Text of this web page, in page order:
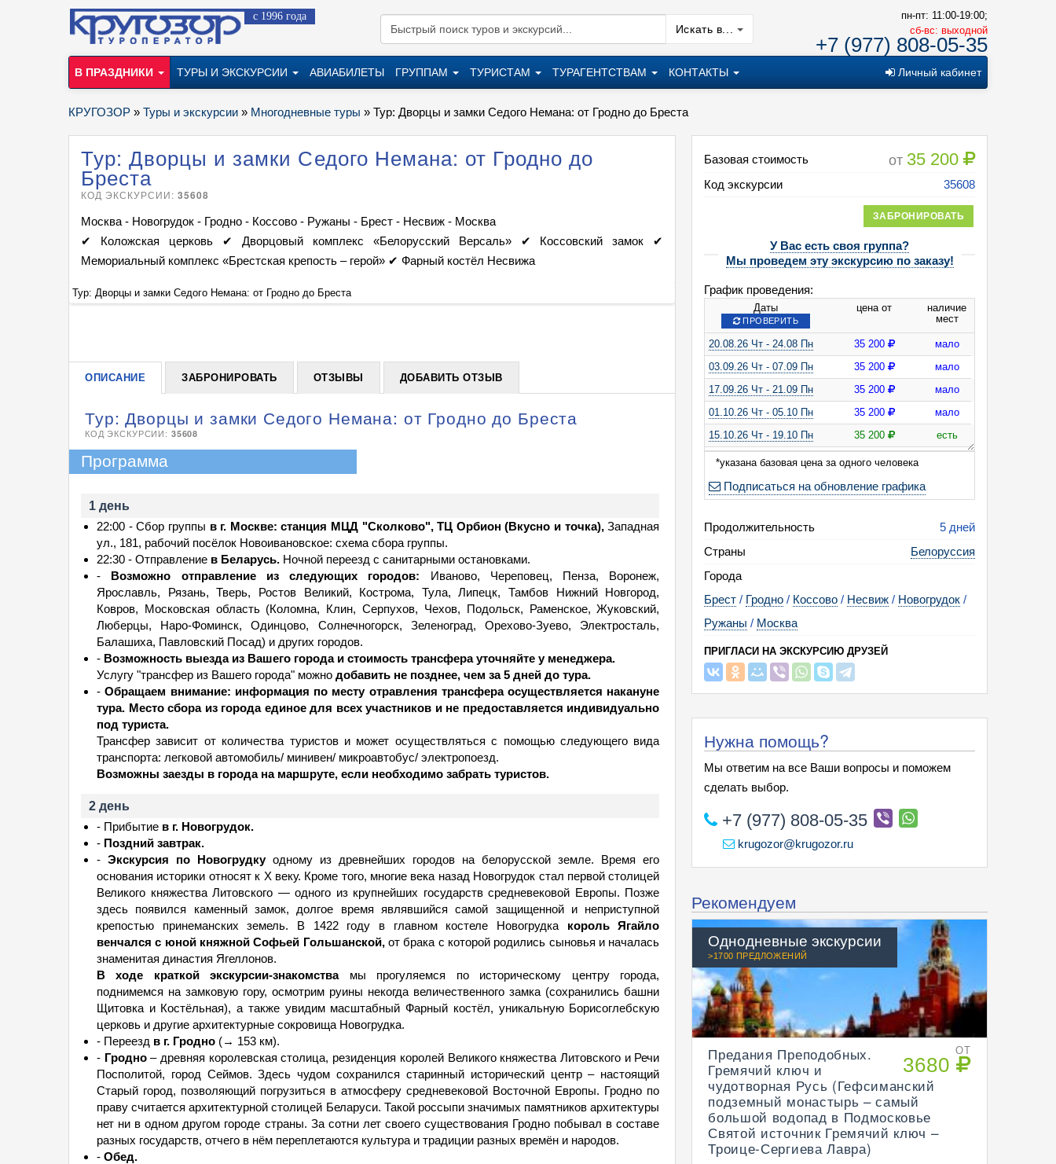
с 1996 года
Искать в...
пн-пт: 11:00-19:00;
cб-вс: выходной
+7 (977) 808-05-35
В ПРАЗДНИКИ ТУРЫ И ЭКСКУРСИИ АВИАБИЛЕТЫ ГРУППАМ ТУРИСТАМ ТУРАГЕНТСТВАМ КОНТАКТЫ Личный кабинет
КРУГОЗОР » Туры и экскурсии » Многодневные туры » Тур: Дворцы и замки Седого Немана: от Гродно до Бреста
Базовая стоимость от 35 200
Код экскурсии 35608
ЗАБРОНИРОВАТЬ
У Вас есть своя группа?
Мы проведем эту экскурсию по заказу!
График проведения:
Даты
ПРОВЕРИТЬ
цена от
наличие
мест
20.08.26 Чт - 24.08 Пн 35 200
мало
03.09.26 Чт - 07.09 Пн
35 200
мало
17.09.26 Чт - 21.09 Пн
35 200
мало
01.10.26 Чт - 05.10 Пн
35 200
мало
15.10.26 Чт - 19.10 Пн
35 200
есть
24.12.26 Чт - 28.12 Пн
35 200
*указана базовая цена за одного человека
Подписаться на обновление графика
Продолжительность
5 дней
Страны
Белоруссия
Города
Брест / Гродно / Коссово / Несвиж / Новогрудок /
Ружаны / Москва
ПРИГЛАСИ НА ЭКСКУРСИЮ ДРУЗЕЙ
Тур: Дворцы и замки Седого Немана: от Гродно до
Бреста
КОД ЭКСКУРСИИ:35608
Москва - Новогрудок - Гродно - Коссово - Ружаны - Брест - Несвиж - Москва
✔ Коложская церковь ✔ Дворцовый комплекс «Белорусский Версаль» ✔ Коссовский замок ✔
Мемориальный комплекс «Брестская крепость – герой» ✔ Фарный костёл Несвижа
Тур: Дворцы и замки Седого Немана: от Гродно до Бреста Тур: Дворцы и замки Седого Немана: от Гродно до Бреста
ОПИСАНИЕ ЗАБРОНИРОВАТЬ ОТЗЫВЫ ДОБАВИТЬ ОТЗЫВ
Тур: Дворцы и замки Седого Немана: от Гродно до Бреста
КОД ЭКСКУРСИИ: 35608
Программа
1 день
22:00 - Сбор группы в г. Москве: станция МЦД "Сколково", ТЦ Орбион (Вкусно и точка),Западная
ул., 181, рабочий посёлок Новоивановское: схема сбора группы.
22:30 - Отправление в Беларусь. Ночной переезд с санитарными остановками.
- Возможно отправление из следующих городов: Иваново, Череповец, Пенза, Воронеж,
Ярославль, Рязань, Тверь, Ростов Великий, Кострома, Тула, Липецк, Тамбов Нижний Новгород,
Ковров, Московская область (Коломна, Клин, Серпухов, Чехов, Подольск, Раменское, Жуковский,
Люберцы, Наро-Фоминск, Одинцово, Солнечногорск, Зеленоград, Орехово-Зуево, Электросталь,
Балашиха, Павловский Посад) и других городов.
- Возможность выезда из Вашего города и стоимость трансфера уточняйте у менеджера.
Услугу "трансфер из Вашего города" можно добавить не позднее, чем за 5 дней до тура.
-Обращаем внимание: информация по месту отравления трансфера осуществляется накануне
тура. Место сбора из города единое для всех участников и не предоставляется индивидуально
под туриста.
Трансфер зависит от количества туристов и может осуществляться с помощью следующего вида
транспорта: легковой автомобиль/ минивен/ микроавтобус/ электропоезд.
Возможны заезды в города на маршруте, если необходимо забрать туристов.
2 день
- Прибытие в г. Новогрудок.
- Поздний завтрак.
-Экскурсия по Новогрудкуодному из древнейших городов на белорусской земле. Время его
основания историки относят к Х веку. Кроме того, многие века назад Новогрудок стал первой столицей
Великого княжества Литовского — одного из крупнейших государств средневековой Европы. Позже
здесь появился каменный замок, долгое время являвшийся самой защищенной и неприступной
крепостью принеманских земель. В 1422 году в главном костеле Новогрудка король Ягайло
венчался с юной княжной Софьей Гольшанской, от брака с которой родились сыновья и началась
знаменитая династия Ягеллонов.
В ходе краткой экскурсии-знакомства мы прогуляемся по историческому центру города,
поднимемся на замковую гору, осмотрим руины некогда величественного замка (сохранились башни
Щитовка и Костёльная), а также увидим масштабный Фарный костёл, уникальную Борисоглебскую
церковь и другие архитектурные сокровища Новогрудка.
- Переезд в г. Гродно (→ 153 км).
- Гродно– древняя королевская столица, резиденция королей Великого княжества Литовского и Речи
Посполитой, город Сеймов. Здесь чудом сохранился старинный исторический центр – настоящий
Старый город, позволяющий погрузиться в атмосферу средневековой Восточной Европы. Гродно по
праву считается архитектурной столицей Беларуси. Такой россыпи значимых памятников архитектуры
нет ни в одном другом городе страны. За сотни лет своего существования Гродно побывал в составе
разных государств, отчего в нём переплетаются культура и традиции разных времён и народов.
- Обед.
Нужна помощь?
Мы ответим на все Ваши вопросы и поможем
сделать выбор.
+7 (977) 808-05-35
krugozor@krugozor.ru
Рекомендуем
Однодневные экскурсии
>1700 ПРЕДЛОЖЕНИЙ
ОТ
3680
Предания Преподобных.
Гремячий ключ и
чудотворная Русь (Гефсиманский
подземный монастырь – самый
большой водопад в Подмосковье
Святой источник Гремячий ключ –
Троице-Сергиева Лавра)